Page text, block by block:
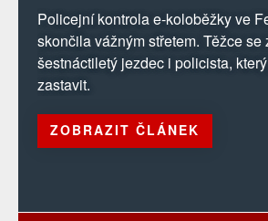
Policejní kontrola e-koloběžky ve
skončila vážným střetem. Těžce se
šestnáctiletý jezdec i policista,
zastavit.
ZOBRAZIT ČLÁNEK